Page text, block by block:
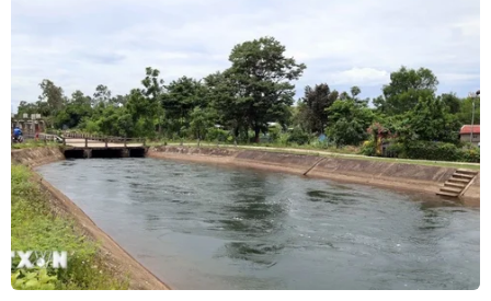
Quốc hội thảo luận dự án Luật Dầu
khí (sửa đổi), bảo đảm an ninh năng
lượng
08/08/2026 01:33
Việt Nam cần theo dõi chặt chẽ các
biện pháp phòng vệ thương mại tại
Canada
08/08/2026 00:39